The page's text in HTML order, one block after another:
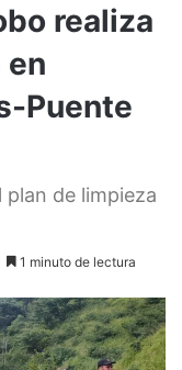
realiza
en
Puente
de limpieza
1 minuto de lectura